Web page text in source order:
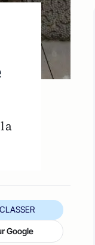
CLASSER
Google